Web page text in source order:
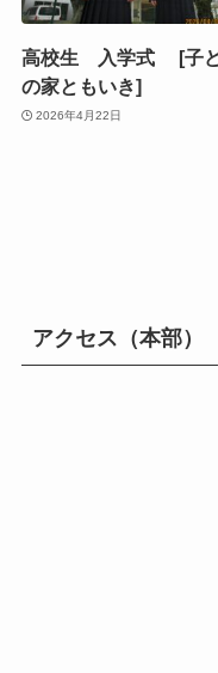
高校生 入学式 [子
の家ともいき]
2026年4月22日
アクセス（本部）